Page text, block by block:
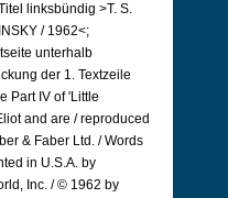
linksbündig >T. S.
/ 1962<;
unterhalb
der 1. Textzeile
Part IV of 'Little
and are / reproduced
& Faber Ltd. / Words
in U.S.A. by
Inc. / © 1962 by